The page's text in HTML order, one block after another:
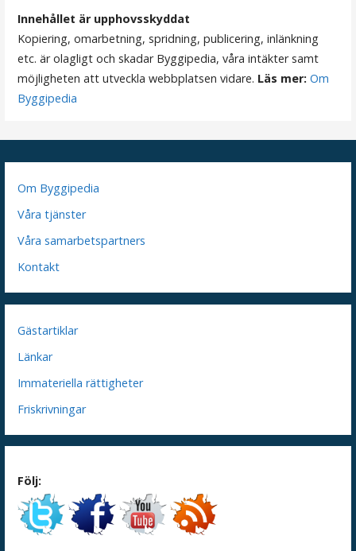
n
g
Innehållet är upphovsskyddat
Kopiering, omarbetning, spridning, publicering, inlänkning
etc. är olagligt och skadar Byggipedia, våra intäkter samt
möjligheten att utveckla webbplatsen vidare. Läs mer: Om
Byggipedia
Om Byggipedia
Våra tjänster
Våra samarbetspartners
Kontakt
Gästartiklar
Länkar
Immateriella rättigheter
Friskrivningar
Följ: